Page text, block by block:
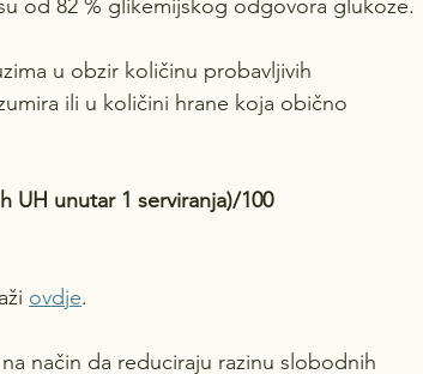
od 82 % glikemijskog odgovora glukoze.
u obzir količinu probavljivih
ili u količini hrane koja obično
UH unutar 1 serviranja)/100
ovdje.
način da reduciraju razinu slobodnih